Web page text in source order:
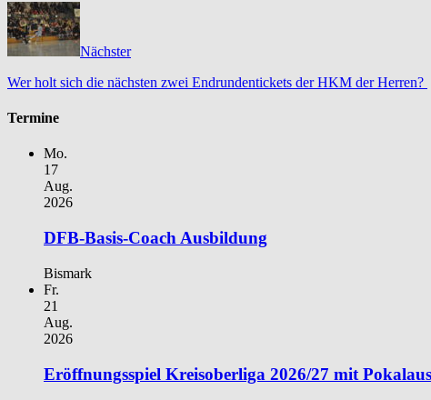
Nächster
Wer holt sich die nächsten zwei Endrundentickets der HKM der Herren?
Termine
Mo.
17
Aug.
2026
DFB-Basis-Coach Ausbildung
Bismark
Fr.
21
Aug.
2026
Eröffnungsspiel Kreisoberliga 2026/27 mit